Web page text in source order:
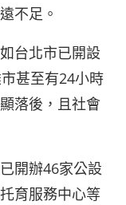
不足。
台北市已開設
甚至有24小時
落後，且社會
開辦46家公設
育服務中心等